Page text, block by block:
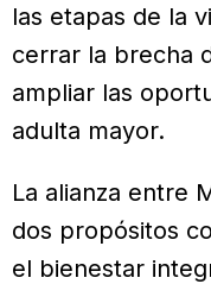
las etapas de la
cerrar la brecha
ampliar las
adulta mayor.
La alianza entre
dos propósitos
el bienestar